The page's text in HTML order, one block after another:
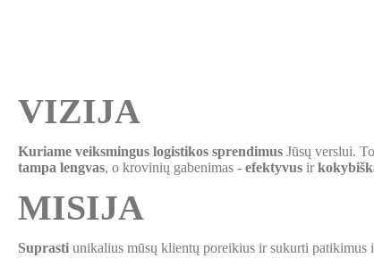
VIZIJA
Kuriame veiksmingus logistikos sprendimus Jūsų verslui.
tampa lengvas, o krovinių gabenimas - efektyvus ir
MISIJA
Suprasti unikalius mūsų klientų poreikius ir sukurti patikimus